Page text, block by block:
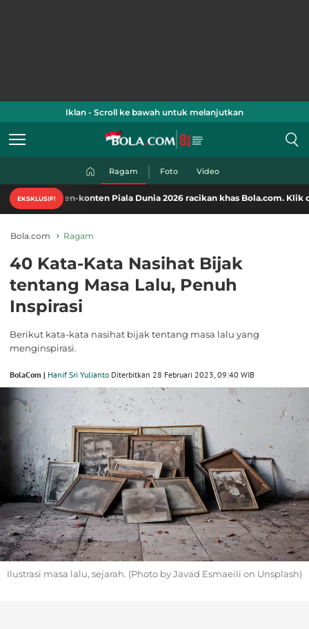
Iklan - Scroll ke bawah untuk melanjutkan
Ragam Foto Video
EKSKLUSIF!
konten Piala Dunia 2026 racikan khas Bola.com. Klik di sini!
Bola.com Ragam
40 Kata-Kata Nasihat Bijak
tentang Masa Lalu, Penuh
Inspirasi
Berikut kata-kata nasihat bijak tentang masa lalu yang
menginspirasi.
BolaCom | Hanif Sri Yulianto Diterbitkan 28 Februari 2023, 09:40 WIB
Ilustrasi masa lalu, sejarah. (Photo by Javad Esmaeili on Unsplash)